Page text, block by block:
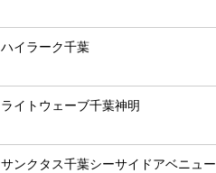
ハイラーク千葉
ライトウェーブ千葉神明
サンクタス千葉シーサイドアベニュー